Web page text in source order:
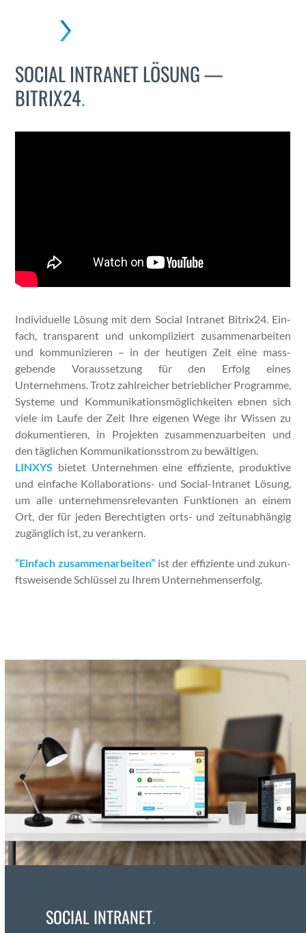
menu
menu
SOCIAL INTRANET LÖSUNG —
BITRIX24.
Indi­vidu­elle Lösung mit dem Social Intranet Bitrix24. Ein­
fach, trans­par­ent und unkom­pliziert zusam­me­nar­beit­en
und kom­mu­nizieren – in der heuti­gen Zeit eine mass­
gebende Voraus­set­zung für den Erfolg eines
Unternehmens. Trotz zahlre­ich­er betrieblich­er Pro­gramme,
Sys­teme und Kom­mu­nika­tion­s­möglichkeit­en ebnen sich
viele im Laufe der Zeit Ihre eige­nen Wege ihr Wis­sen zu
doku­men­tieren, in Pro­jek­ten zusam­men­zuar­beit­en und
den täglichen Kom­mu­nika­tion­sstrom zu bewälti­gen.
LINXYS bietet Unternehmen eine effiziente, pro­duk­tive
und ein­fache Kol­lab­o­ra­tions- und Social-Intranet Lösung,
um alle unternehmen­srel­e­van­ten Funk­tio­nen an einem
Ort, der für jeden Berechtigten orts- und zeitun­ab­hängig
zugänglich ist, zu ver­ankern.
“Ein­fach zusam­me­nar­beit­en” ist der effiziente und zukun­
ftsweisende Schlüs­sel zu Ihrem Unternehmenser­folg.
SOCIAL INTRANET.